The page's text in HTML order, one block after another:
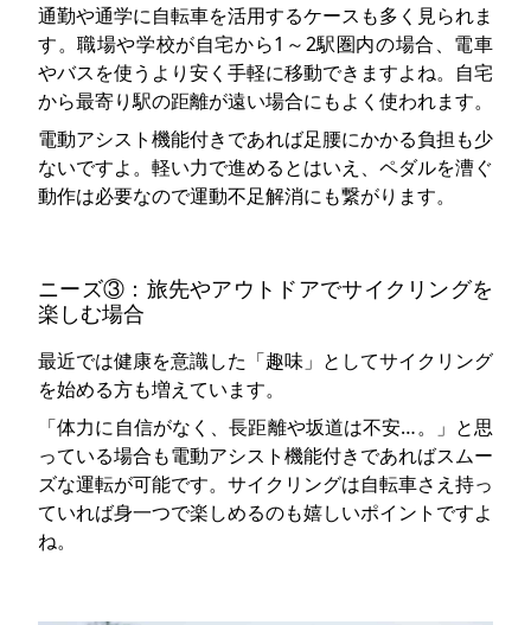
通勤や通学に自転車を活用するケースも多く見られま
す。職場や学校が自宅から1～2駅圏内の場合、電車
やバスを使うより安く手軽に移動できますよね。自宅
から最寄り駅の距離が遠い場合にもよく使われます。
電動アシスト機能付きであれば足腰にかかる負担も少
ないですよ。軽い力で進めるとはいえ、ペダルを漕ぐ
動作は必要なので運動不足解消にも繋がります。
ニーズ③：旅先やアウトドアでサイクリングを
楽しむ場合
最近では健康を意識した「趣味」としてサイクリング
を始める方も増えています。
「体力に自信がなく、長距離や坂道は不安…。」と思
っている場合も電動アシスト機能付きであればスムー
ズな運転が可能です。サイクリングは自転車さえ持っ
ていれば身一つで楽しめるのも嬉しいポイントですよ
ね。